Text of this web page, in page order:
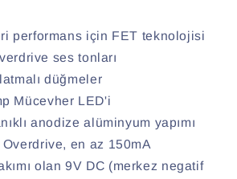
performans için FET teknolojisi
ses tonları
düğmeler
Mücevher LED'i
anodize alüminyum yapımı
Overdrive, en az 150mA
olan 9V DC (merkez negatif